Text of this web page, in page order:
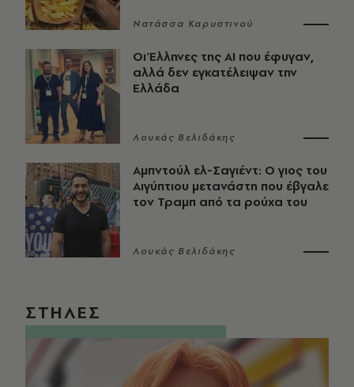
Νατάσσα Καρυστινού
Οι Έλληνες της ΑΙ που έφυγαν,
αλλά δεν εγκατέλειψαν την
Ελλάδα
Λουκάς Βελιδάκης
Αμπντούλ ελ-Σαγιέντ: Ο γιος του
Αιγύπτιου μετανάστη που έβγαλε
τον Τραμπ από τα ρούχα του
Λουκάς Βελιδάκης
ΣΤΗΛΕΣ